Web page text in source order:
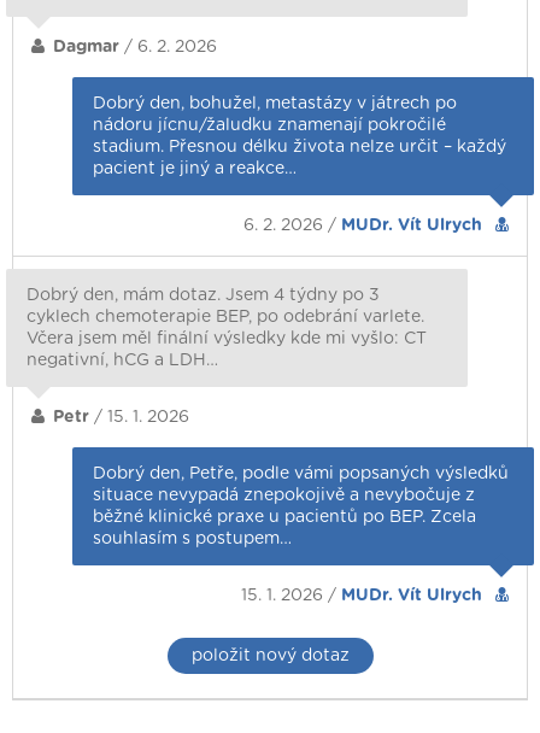
Dagmar / 6. 2. 2026
Dobrý den, bohužel, metastázy v játrech po
nádoru jícnu/žaludku znamenají pokročilé
stadium. Přesnou délku života nelze určit – každý
pacient je jiný a reakce…
6. 2. 2026 / MUDr. Vít Ulrych
Dobrý den, mám dotaz. Jsem 4 týdny po 3
cyklech chemoterapie BEP, po odebrání varlete.
Včera jsem měl finální výsledky kde mi vyšlo: CT
negativní, hCG a LDH…
Petr / 15. 1. 2026
Dobrý den, Petře, podle vámi popsaných výsledků
situace nevypadá znepokojivě a nevybočuje z
běžné klinické praxe u pacientů po BEP. Zcela
souhlasím s postupem…
15. 1. 2026 / MUDr. Vít Ulrych
položit nový dotaz